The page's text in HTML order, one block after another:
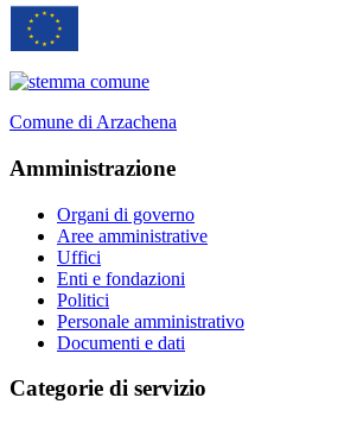
Comune di Arzachena
Amministrazione
Organi di governo
Aree amministrative
Uffici
Enti e fondazioni
Politici
Personale amministrativo
Documenti e dati
Categorie di servizio